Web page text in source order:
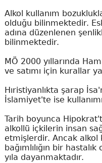
Alkol kullanım
olduğu bilinmektedir.
adına düzenlenen
bilinmektedir.
MÖ 2000 yıllarında
ve satımı için kurallar
Hıristiyanlıkta şarap
İslamiyet'te ise
Tarih boyunca
alkollü içkilerin insan
etmişlerdir. Ancak alkol
bağımlılığın bir
yıla dayanmaktadır.